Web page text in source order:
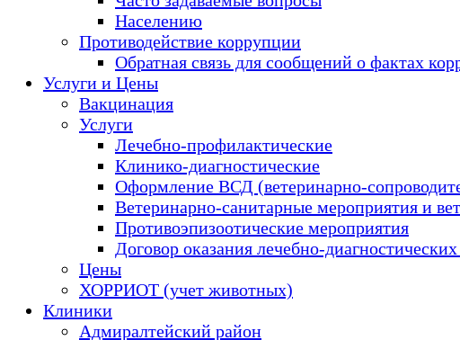
Населению
Противодействие коррупции
Обратная связь для сообщений о фактах
Услуги и Цены
Вакцинация
Услуги
Лечебно-профилактические
Клинико-диагностические
Оформление ВСД (ветеринарно-
Ветеринарно-санитарные мероприятия и
Противоэпизоотические мероприятия
Договор оказания лечебно-диагностических
Цены
ХОРРИОТ (учет животных)
Клиники
Адмиралтейский район